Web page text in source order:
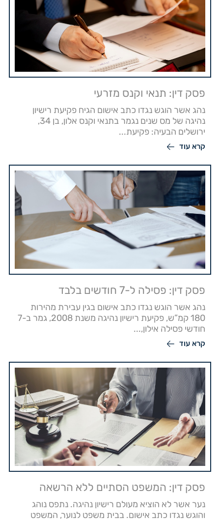
פסק דין: תנאי וקנס מזרעי
נהג אשר הוגש נגדו כתב אישום הגיח פקיעת רישיון
נהיגה של מס שנים נגמר בתנאי וקנס אלון, בן 34,
ירושלים הבעיה: פקיעת...
קרא עוד
פסק דין: פסילה ל-7 חודשים בלבד
נהג אשר הוגש נגדו כתב אישום בגין עבירת מהירות
180 קמ”ש, פקיעת רישיון נהיגה משנת 2008, גמר ב-7
חודשי פסילה אילון,...
קרא עוד
פסק דין: המשפט הסתיים ללא הרשאה
נער אשר לא הוציא מעולם רישיון נהיגה. נתפס נוהג
והוגש נגדו כתב אישום. בבית משפט לנוער, המשפט